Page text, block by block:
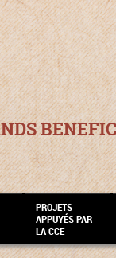
PROJETS
APPUYÉS PAR
LA CCE